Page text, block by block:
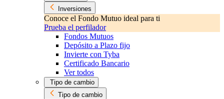
Inversiones
Conoce el Fondo Mutuo ideal para ti
Prueba el perfilador
Fondos Mutuos
Depósito a Plazo fijo
Invierte con Tyba
Certificado Bancario
Ver todos
Tipo de cambio
Tipo de cambio